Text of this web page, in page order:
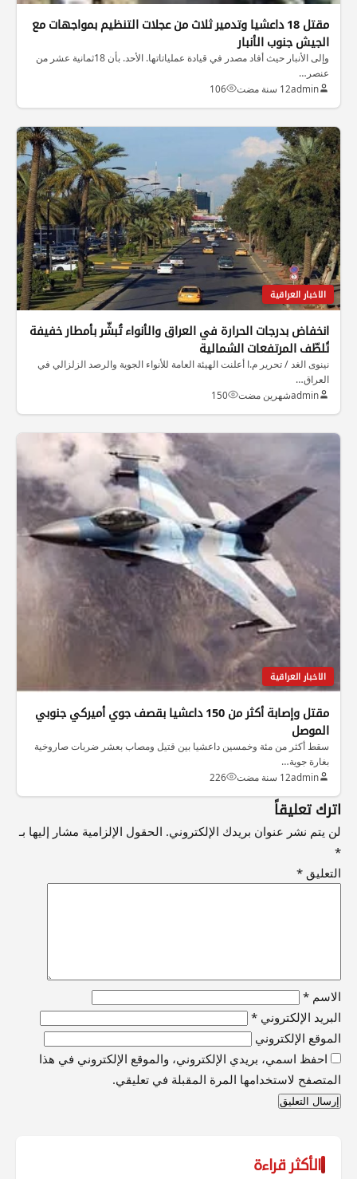
مقتل 18 داعشيا وتدمير ثلاث من عجلات التنظيم بمواجهات مع
الجيش جنوب الأنبار
وإلى الأنبار حيث أفاد مصدر في قيادة عملياتاتها. الأحد. بأن 18ثمانية عشر من
عنصر…
admin12 سنة مضت 106
الاخبار العراقية
انخفاض بدرجات الحرارة في العراق والأنواء تُبشّر بأمطار خفيفة
تُلطّف المرتفعات الشمالية
نينوى الغد / تحرير م.ا أعلنت الهيئة العامة للأنواء الجوية والرصد الزلزالي في
العراق…
adminشهرين مضت 150
الاخبار العراقية
مقتل وإصابة أكثر من 150 داعشيا بقصف جوي أميركي جنوبي
الموصل
سقط أكثر من مئة وخمسين داعشيا بين قتيل ومصاب بعشر ضربات صاروخية
بغارة جوية…
admin12 سنة مضت 226
اترك تعليقاً
لن يتم نشر عنوان بريدك الإلكتروني. الحقول الإلزامية مشار إليها بـ
*
التعليق *
الاسم *
البريد الإلكتروني *
الموقع الإلكتروني
احفظ اسمي، بريدي الإلكتروني، والموقع الإلكتروني في هذا
المتصفح لاستخدامها المرة المقبلة في تعليقي.
الأكثر قراءة